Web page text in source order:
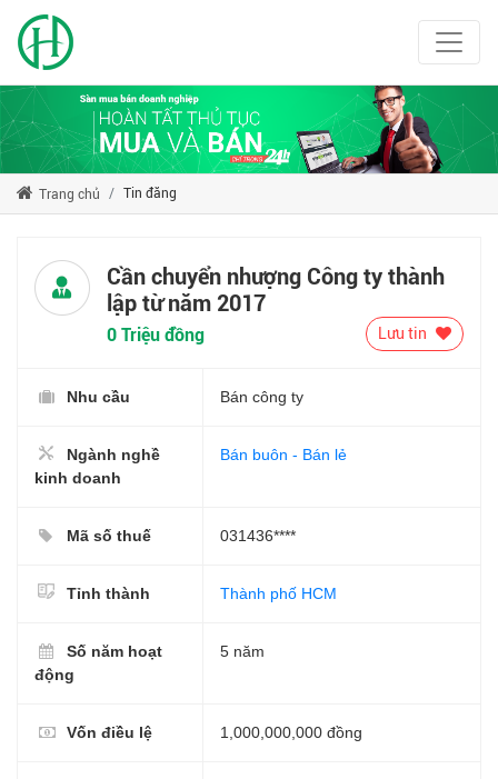
Trang chủ Tin đăng
Cần chuyển nhượng Công ty thành
lập từ năm 2017
0 Triệu đồng Lưu tin
Nhu cầu Bán công ty
Ngành nghề
kinh doanh
Bán buôn - Bán lẻ
Mã số thuế 031436****
Tỉnh thành Thành phố HCM
Số năm hoạt
động
5 năm
Vốn điều lệ 1,000,000,000 đồng